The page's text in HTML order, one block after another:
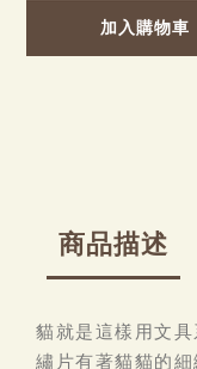
加入購物車
商品描述
貓就是這樣用文
繡片有著貓貓的